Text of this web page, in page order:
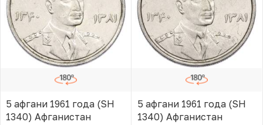
5 афгани 1961 года (SH
1340) Афганистан
5 афгани 1961 года (SH
1340) Афганистан